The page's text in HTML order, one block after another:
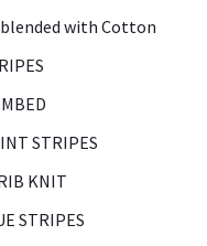
blended with Cotton
STRIPES
KNIT
STRIPES